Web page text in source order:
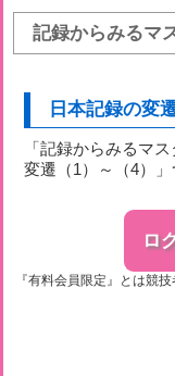
記録からみるマ
日本記録の変
「記録からみるマ
変遷（1）～（4）」
ロ
『有料会員限定』とは競